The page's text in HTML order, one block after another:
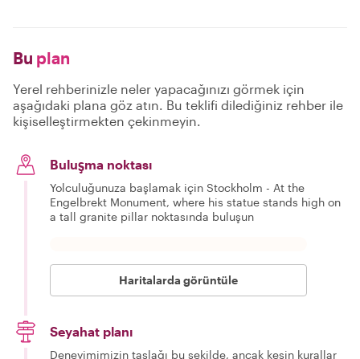
Bu plan
Yerel rehberinizle neler yapacağınızı görmek için
aşağıdaki plana göz atın. Bu teklifi dilediğiniz rehber ile
kişiselleştirmekten çekinmeyin.
Buluşma noktası
Yolculuğunuza başlamak için Stockholm - At the
Engelbrekt Monument, where his statue stands high on
a tall granite pillar noktasında buluşun
Haritalarda görüntüle
Seyahat planı
Deneyimimizin taslağı bu şekilde, ancak kesin kurallar